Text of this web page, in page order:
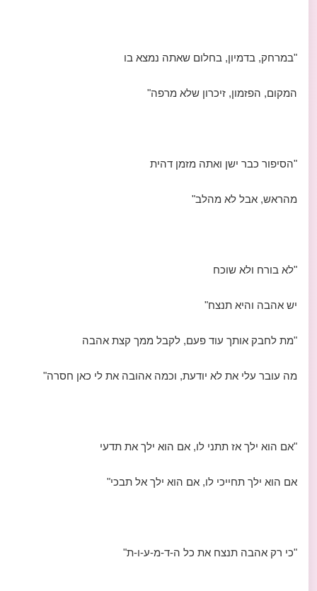
"במרחק, בדמיון, בחלום שאתה נמצא בו
המקום, הפזמון, זיכרון שלא מרפה"
"הסיפור כבר ישן ואתה מזמן דהית
מהראש, אבל לא מהלב"
"לא בורח ולא שוכח
יש אהבה והיא תנצח"
"מת לחבק אותך עוד פעם, לקבל ממך קצת אהבה
מה עובר עלי את לא יודעת, וכמה אהובה את לי כאן חסרה"
"אם הוא ילך אז תתני לו, אם הוא ילך את תדעי
אם הוא ילך תחייכי לו, אם הוא ילך אל תבכי"
"כי רק אהבה תנצח את כל ה-ד-מ-ע-ו-ת"